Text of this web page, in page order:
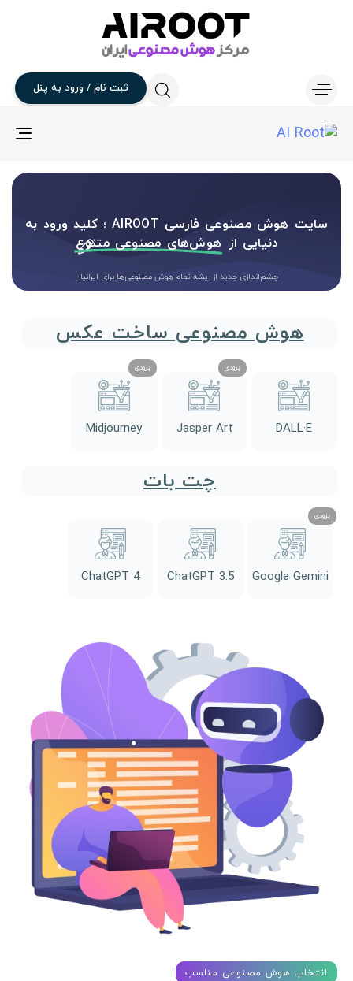
ثبت نام / ورود به پنل
سایت هوش مصنوعی فارسی AIROOT ؛ کلید ورود به
دنیایی از هوش‌های مصنوعی متنوع
چشم‌اندازی جدید از ریشه تمام هوش مصنوعی‌ها برای ایرانیان
هوش مصنوعی ساخت عکس
چت بات
DALL·E
Jasper Art
Midjourney
Google Gemini
ChatGPT 3.5
ChatGPT 4
انتخاب هوش مصنوعی مناسب